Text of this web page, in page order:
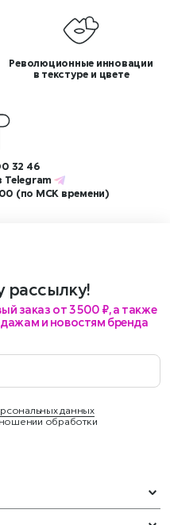
Революционные инновации
в текстуре и цвете
32 46
Telegram
(по МСК времени)
рассылку!
заказ от 3 500 ₽, а также
и новостям бренда
данных
обработки